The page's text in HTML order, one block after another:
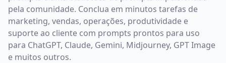
pela comunidade. Conclua em minutos tarefas de
marketing, vendas, operações, produtividade e
suporte ao cliente com prompts prontos para uso
para ChatGPT, Claude, Gemini, Midjourney, GPT Image
e muitos outros.